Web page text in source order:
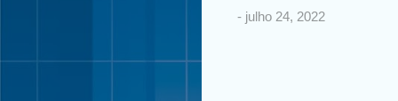
- julho 24, 2022